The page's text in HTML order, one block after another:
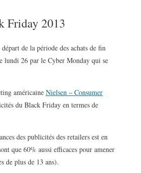
Friday 2013
de la période des achats de fin
lundi 26 par le Cyber Monday qui se
américaine Nielsen – Consumer
du Black Friday en termes de
des publicités des retailers est en
que 60% aussi efficaces pour amener
de plus de 13 ans).